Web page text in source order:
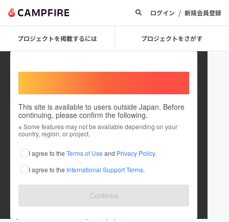
ログイン / 新規会員登録
プロジェクトを掲載するには プロジェクトをさがす
This site is available to users outside Japan. Before
continuing, please confirm the following.
※ Some features may not be available depending on your
country, region, or project.
I agree to the Terms of Use and Privacy Policy.
I agree to the International Support Terms.
Continue
shouhei kinoshita
これまでに4回支援して24件のプロジェクトを投稿しています
在住国：日本 現在地：愛知県
出身国：日本 出身地：三重県